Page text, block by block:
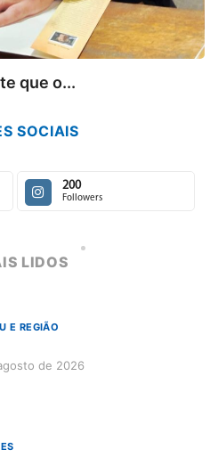
que o...
SOCIAIS
200
Followers
LIDOS
E REGIÃO
de 2026